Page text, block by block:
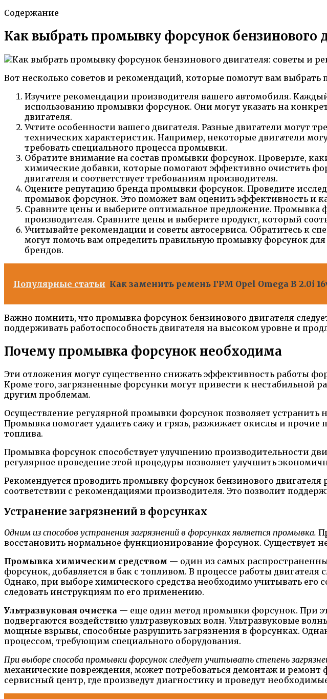
Содержание
Как выбрать промывку форсунок бензинового
Вот несколько советов и рекомендаций, которые помогут вам
Изучите рекомендации производителя вашего автомобиля.
использованию промывки форсунок. Они могут указать на
двигателя.
Учтите особенности вашего двигателя. Разные двигатели могут
технических характеристик. Например, некоторые двигатели
требовать специального процесса промывки.
Обратите внимание на состав промывки форсунок. Проверьте,
химические добавки, которые помогают эффективно очистить
двигателя и соответствует требованиям производителя.
Оцените репутацию бренда промывки форсунок. Проведите
промывок форсунок. Это поможет вам оценить эффективность и
Сравните цены и выберите оптимальное предложение.
производителя. Сравните цены и выберите продукт, который
Учитывайте рекомендации и советы автосервиса. Обратитесь к
могут помочь вам определить правильную промывку форсунок
брендов.
Популярные статьи Как заменить ремень ГРМ Opel Omega B 2.0i
Важно помнить, что промывка форсунок бензинового двигателя
поддерживать работоспособность двигателя на высоком уровне и
Почему промывка форсунок необходима
Эти отложения могут существенно снижать эффективность работы
Кроме того, загрязненные форсунки могут привести к нестабильной
другим проблемам.
Осуществление регулярной промывки форсунок позволяет
Промывка помогает удалить сажу и грязь, разжижает окислы и
топлива.
Промывка форсунок способствует улучшению производительности
регулярное проведение этой процедуры позволяет улучшить
Рекомендуется проводить промывку форсунок бензинового
соответствии с рекомендациями производителя. Это позволит
Устранение загрязнений в форсунках
Одним из способов устранения загрязнений в форсунках является промывка.
восстановить нормальное функционирование форсунок. Существует
Промывка химическим средством — один из самых
форсунок, добавляется в бак с топливом. В процессе работы
Однако, при выборе химического средства необходимо учитывать
следовать инструкциям по его применению.
Ультразвуковая очистка — еще один метод промывки форсунок. При
подвергаются воздействию ультразвуковых волн. Ультразвуковые
мощные взрывы, способные разрушить загрязнения в форсунках.
процессом, требующим специального оборудования.
При выборе способа промывки форсунок следует учитывать степень
механические повреждения, может потребоваться демонтаж и
сервисный центр, где произведут диагностику и проведут